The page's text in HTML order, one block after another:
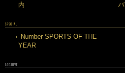
内
SPECIAL
Number SPORTS OF THE
YEAR
ARCHIVE